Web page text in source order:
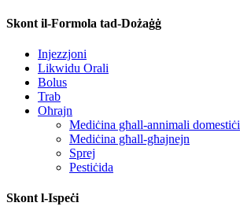
Skont il-Formola tad-Dożaġġ
Injezzjoni
Likwidu Orali
Bolus
Trab
Oħrajn
Mediċina għall-annimali domestiċi
Mediċina għall-għajnejn
Sprej
Pestiċida
Skont l-Ispeċi